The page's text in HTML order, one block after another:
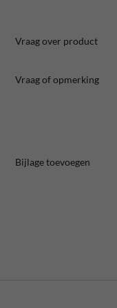
Vraag over product
Vraag of opmerking
Bijlage toevoegen